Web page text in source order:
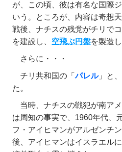
が、この頃、彼は有名な国際
いう。ところが、内容は奇想
戦後、ナチスの残党がチリで
を建設し、 空飛ぶ円盤を製造
さらに・・・
チリ共和国の「パレル」と
た。
当時、ナチスの戦犯が南ア
は周知の事実で、1960年代、
フ・アイヒマンがアルゼンチ
後、アイヒマンはイスラエル